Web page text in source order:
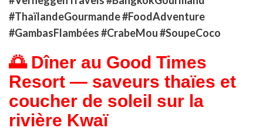
#ThaïlandeGourmande #FoodAdventure
#GambasFlambées #CrabeMou #SoupeCoco
🌅 Dîner au Good Times
Resort — saveurs thaïes et
coucher de soleil sur la
rivière Kwaï